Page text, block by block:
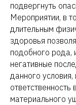
подвергнуть
Мероприятии, в
длительным
здоровья
подобного рода,
негативные
данного
ответственность
материального